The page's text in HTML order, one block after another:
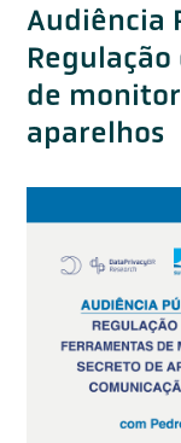
Audiência
de
aparelhos